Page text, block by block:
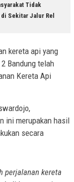
Tidak
di Sekitar Jalur Rel
kereta api yang
Bandung telah
Kereta Api
ini merupakan hasil
secara
perjalanan kereta